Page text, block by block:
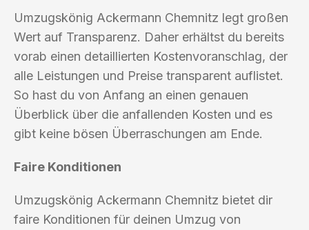
Umzugskönig Ackermann Chemnitz legt großen
Wert auf Transparenz. Daher erhältst du bereits
vorab einen detaillierten Kostenvoranschlag, der
alle Leistungen und Preise transparent auflistet.
So hast du von Anfang an einen genauen
Überblick über die anfallenden Kosten und es
gibt keine bösen Überraschungen am Ende.
Faire Konditionen
Umzugskönig Ackermann Chemnitz bietet dir
faire Konditionen für deinen Umzug von